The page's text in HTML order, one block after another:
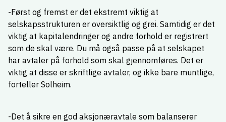
-Først og fremst er det ekstremt viktig at
selskapsstrukturen er oversiktlig og grei. Samtidig er det
viktig at kapitalendringer og andre forhold er registrert
som de skal være. Du må også passe på at selskapet
har avtaler på forhold som skal gjennomføres. Det er
viktig at disse er skriftlige avtaler, og ikke bare muntlige,
forteller Solheim.
-Det å sikre en god aksjonæravtale som balanserer